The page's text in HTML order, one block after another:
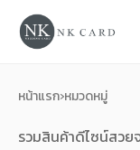
การ์ดแต่งงาน
ของชำร่วยงานแต่ง
หน้าแรก›หมวดหมู่
รวมสินค้าดีไซน์สวย